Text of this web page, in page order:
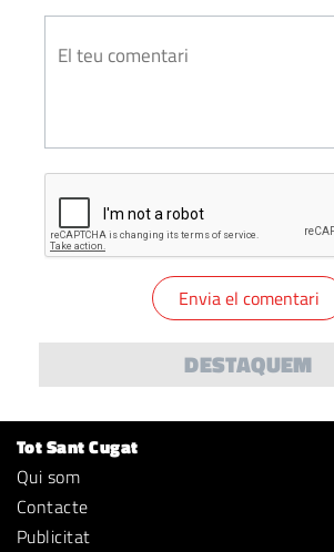
DESTAQUEM
Tot Sant Cugat
Qui som
Contacte
Publicitat